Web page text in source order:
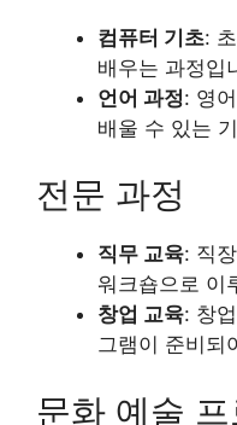
컴퓨터 기초:
배우는 과정입
언어 과정: 영
배울 수 있는
전문 과정
직무 교육: 직
워크숍으로 이
창업 교육: 창
그램이 준비되
문화 예술